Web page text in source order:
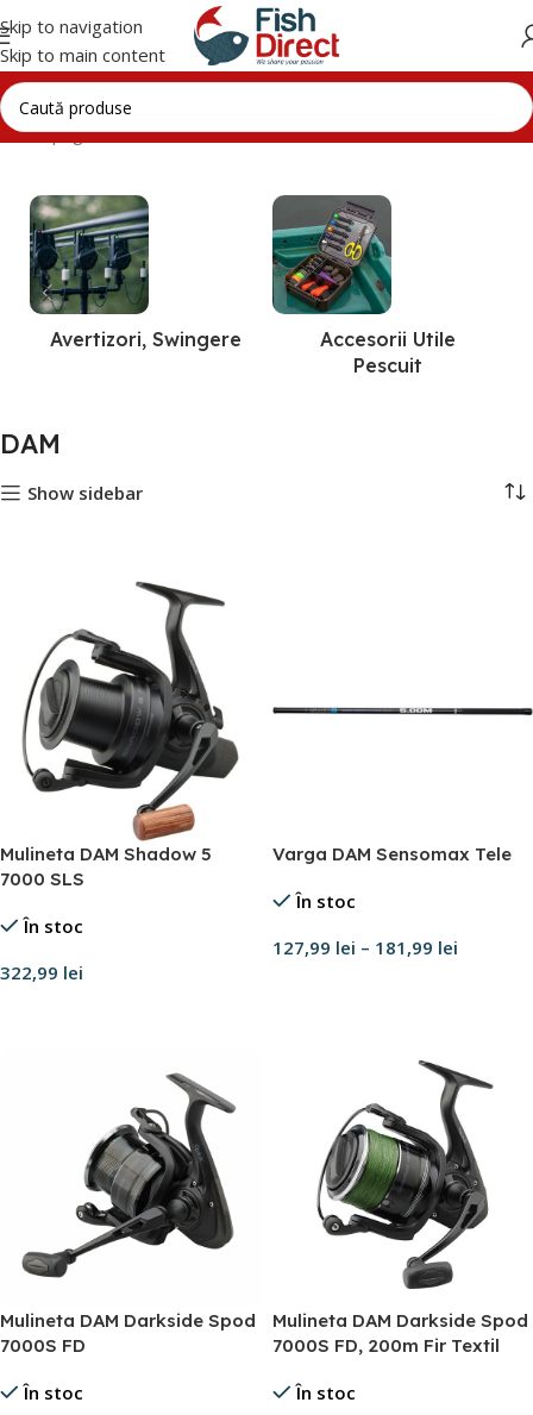
Skip to navigation
Skip to main content
Prima pagină DAM
Avertizori, Swingere
Accesorii Utile
Pescuit
DAM
Show sidebar
Mulineta DAM Shadow 5
7000 SLS
În stoc
322,99 lei
Varga DAM Sensomax Tele
În stoc
127,99 lei – 181,99 lei
Mulineta DAM Darkside Spod
7000S FD
În stoc
Mulineta DAM Darkside Spod
7000S FD, 200m Fir Textil
În stoc